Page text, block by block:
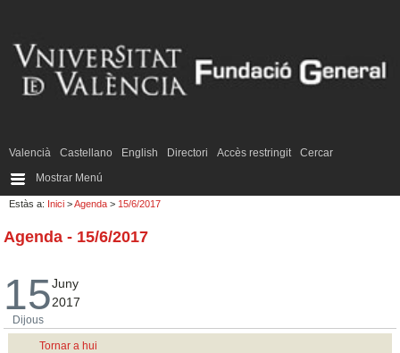
Valencià Castellano English Directori Accès restringit
Cercar
Mostrar Menú
Estàs a: Inici >Agenda > 15/6/2017
Agenda - 15/6/2017
15
Dijous
Juny
2017
Tornar a hui